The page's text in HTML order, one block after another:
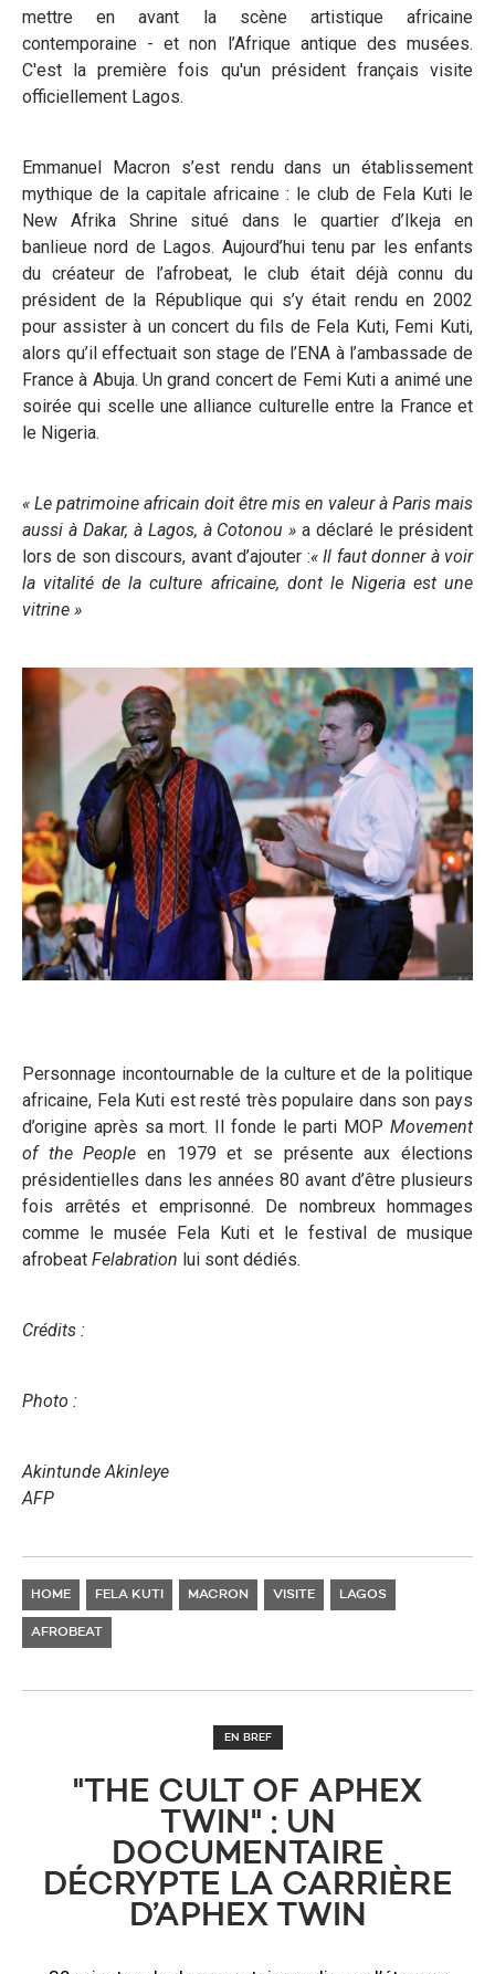
mettre en avant la scène artistique africaine
contemporaine - et non l’Afrique antique des musées.
C'est la première fois qu'un président français visite
officiellement Lagos.
Emmanuel Macron s’est rendu dans un établissement
mythique de la capitale africaine : le club de Fela Kuti le
New Afrika Shrine situé dans le quartier d’Ikeja en
banlieue nord de Lagos. Aujourd’hui tenu par les enfants
du créateur de l’afrobeat, le club était déjà connu du
président de la République qui s’y était rendu en 2002
pour assister à un concert du fils de Fela Kuti, Femi Kuti,
alors qu’il effectuait son stage de l’ENA à l’ambassade de
France à Abuja. Un grand concert de Femi Kuti a animé une
soirée qui scelle une alliance culturelle entre la France et
le Nigeria.
« Le patrimoine africain doit être mis en valeur à Paris mais
aussi à Dakar, à Lagos, à Cotonou »a déclaré le président
lors de son discours, avant d’ajouter :« Il faut donner à voir
la vitalité de la culture africaine, dont le Nigeria est une
vitrine »
Personnage incontournable de la culture et de la politique
africaine, Fela Kuti est resté très populaire dans son pays
d’origine après sa mort. Il fonde le parti MOP Movement
of the People en 1979 et se présente aux élections
présidentielles dans les années 80 avant d’être plusieurs
fois arrêtés et emprisonné. De nombreux hommages
comme le musée Fela Kuti et le festival de musique
afrobeat Felabration lui sont dédiés.
Crédits :
Photo :
Akintunde Akinleye
AFP
HOME FELA KUTI MACRON VISITE LAGOS
AFROBEAT
EN BREF
"​THE CULT OF APHEX
TWIN" : UN
DOCUMENTAIRE
DÉCRYPTE LA CARRIÈRE
D’APHEX TWIN